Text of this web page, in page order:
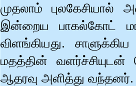
முதலாம் புலகேசியால்
இன்றைய பாகல்கோட்
விளங்கியது.
மதத்தின்
ஆதரவு அளித்து வந்தனர்.